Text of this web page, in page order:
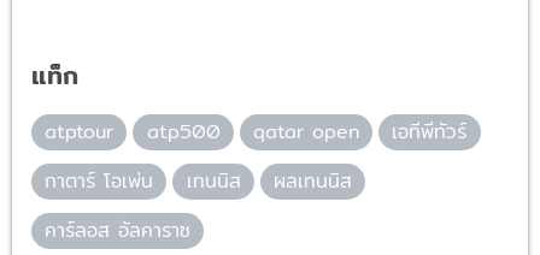
แท็ก
atptour atp500 qatar open
เอทีพีทัวร์
กาตาร์ โอเพ่น
เทนนิส
ผลเทนนิส
คาร์ลอส อัลคาราซ